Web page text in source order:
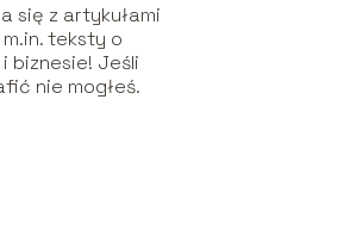
się z artykułami
teksty o
biznesie! Jeśli
nie mogłeś.